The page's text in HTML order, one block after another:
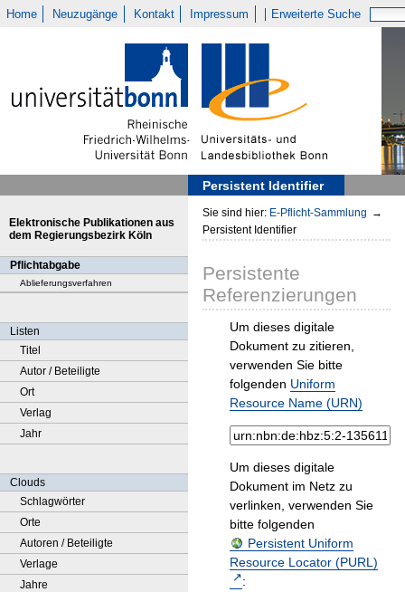
Home Neuzugänge Kontakt Impressum Erweiterte Suche
Persistent Identifier
Elektronische Publikationen aus
dem Regierungsbezirk Köln
Pflichtabgabe
Ablieferungsverfahren
Listen
Titel
Autor / Beteiligte
Ort
Verlag
Jahr
Clouds
Schlagwörter
Orte
Autoren / Beteiligte
Verlage
Jahre
Sie sind hier: E-Pflicht-Sammlung →
Persistent Identifier
Persistente
Referenzierungen
Um dieses digitale
Dokument zu zitieren,
verwenden Sie bitte
folgenden Uniform
Resource Name (URN)
Um dieses digitale
Dokument im Netz zu
verlinken, verwenden Sie
bitte folgenden
Persistent Uniform
Resource Locator (PURL)
: